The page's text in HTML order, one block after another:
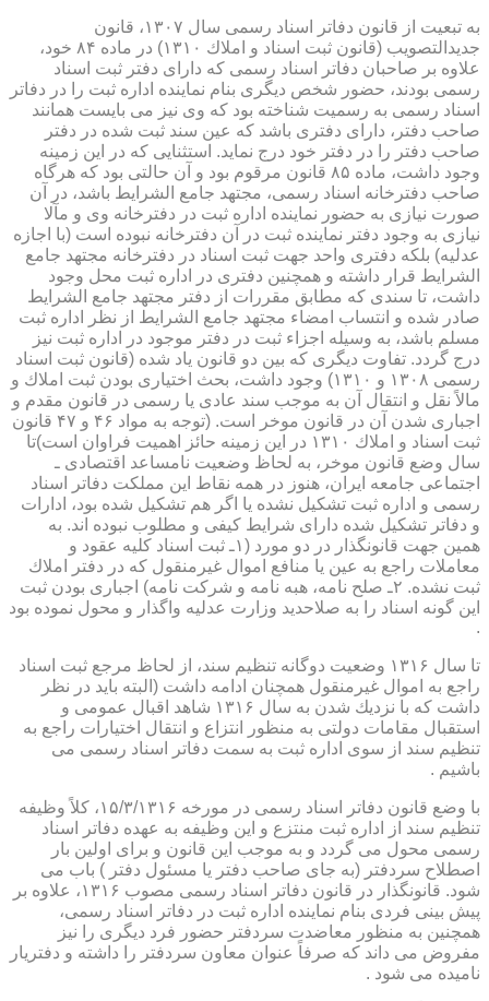
به تبعیت از قانون دفاتر اسناد رسمی سال ۱۳۰۷، قانون
جدیدالتصویب (قانون ثبت اسناد و املاك ۱۳۱۰) در ماده ۸۴ خود،
علاوه بر صاحبان دفاتر اسناد رسمی كه دارای دفتر ثبت اسناد
رسمی بودند، حضور شخص دیگری بنام نماینده اداره ثبت را در دفاتر
اسناد رسمی به رسمیت شناخته بود كه وی نیز می بایست همانند
صاحب دفتر، دارای دفتری باشد كه عین سند ثبت شده در دفتر
صاحب دفتر را در دفتر خود درج نماید. استثنایی كه در این زمینه
وجود داشت، ماده ۸۵ قانون مرقوم بود و آن حالتی بود كه هرگاه
صاحب دفترخانه اسناد رسمی، مجتهد جامع الشرایط باشد، در آن
صورت نیازی به حضور نماینده اداره ثبت در دفترخانه وی و مآلا
نیازی به وجود دفتر نماینده ثبت در آن دفترخانه نبوده است (با اجازه
عدلیه) بلكه دفتری واحد جهت ثبت اسناد در دفترخانه مجتهد جامع
الشرایط قرار داشته و همچنین دفتری در اداره ثبت محل وجود
داشت، تا سندی كه مطابق مقررات از دفتر مجتهد جامع الشرایط
صادر شده و انتساب امضاء مجتهد جامع الشرایط از نظر اداره ثبت
مسلم باشد، به وسیله اجزاء ثبت در دفتر موجود در اداره ثبت نیز
درج گردد. تفاوت دیگری كه بین دو قانون یاد شده (قانون ثبت اسناد
رسمی ۱۳۰۸ و ۱۳۱۰) وجود داشت، بحث اختیاری بودن ثبت املاك و
مالاً نقل و انتقال آن به موجب سند عادی یا رسمی در قانون مقدم و
اجباری شدن آن در قانون موخر است. (توجه به مواد ۴۶ و ۴۷ قانون
ثبت اسناد و املاك ۱۳۱۰ در این زمینه حائز اهمیت فراوان است)تا
سال وضع قانون موخر، به لحاظ وضعیت نامساعد اقتصادی ـ
اجتماعی جامعه ایران، هنوز در همه نقاط این مملكت دفاتر اسناد
رسمی و اداره ثبت تشكیل نشده یا اگر هم تشكیل شده بود، ادارات
و دفاتر تشكیل شده دارای شرایط كیفی و مطلوب نبوده اند. به
همین جهت قانونگذار در دو مورد (۱ـ ثبت اسناد كلیه عقود و
معاملات راجع به عین یا منافع اموال غیرمنقول كه در دفتر املاك
ثبت نشده. ۲ـ صلح نامه، هبه نامه و شركت نامه) اجباری بودن ثبت
این گونه اسناد را به صلاحدید وزارت عدلیه واگذار و محول نموده بود
.
تا سال ۱۳۱۶ وضعیت دوگانه تنظیم سند، از لحاظ مرجع ثبت اسناد
راجع به اموال غیرمنقول همچنان ادامه داشت (البته باید در نظر
داشت كه با نزدیك شدن به سال ۱۳۱۶ شاهد اقبال عمومی و
استقبال مقامات دولتی به منظور انتزاع و انتقال اختیارات راجع به
تنظیم سند از سوی اداره ثبت به سمت دفاتر اسناد رسمی می
باشیم .
با وضع قانون دفاتر اسناد رسمی در مورخه ۱۵/۳/۱۳۱۶، كلاً وظیفه
تنظیم سند از اداره ثبت منتزع و این وظیفه به عهده دفاتر اسناد
رسمی محول می گردد و به موجب این قانون و برای اولین بار
اصطلاح سردفتر (به جای صاحب دفتر یا مسئول دفتر ) باب می
شود. قانونگذار در قانون دفاتر اسناد رسمی مصوب ۱۳۱۶، علاوه بر
پیش بینی فردی بنام نماینده اداره ثبت در دفاتر اسناد رسمی،
همچنین به منظور معاضدت سردفتر حضور فرد دیگری را نیز
مفروض می داند كه صرفاً عنوان معاون سردفتر را داشته و دفتریار
نامیده می شود .